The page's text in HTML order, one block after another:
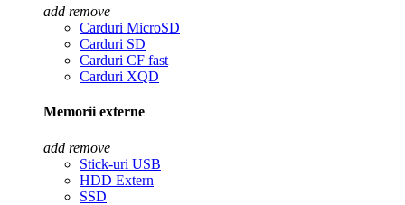
add remove
Carduri MicroSD
Carduri SD
Carduri CF fast
Carduri XQD
Memorii externe
add remove
Stick-uri USB
HDD Extern
SSD